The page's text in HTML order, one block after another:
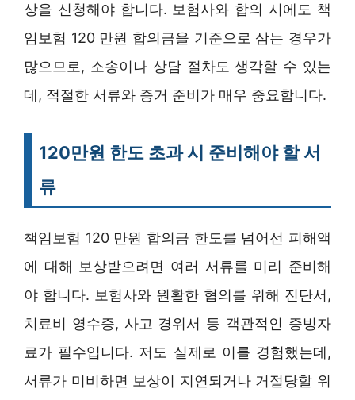
상을 신청해야 합니다. 보험사와 합의 시에도 책
임보험 120 만원 합의금을 기준으로 삼는 경우가
많으므로, 소송이나 상담 절차도 생각할 수 있는
데, 적절한 서류와 증거 준비가 매우 중요합니다.
120만원 한도 초과 시 준비해야 할 서
류
책임보험 120 만원 합의금 한도를 넘어선 피해액
에 대해 보상받으려면 여러 서류를 미리 준비해
야 합니다. 보험사와 원활한 협의를 위해 진단서,
치료비 영수증, 사고 경위서 등 객관적인 증빙자
료가 필수입니다. 저도 실제로 이를 경험했는데,
서류가 미비하면 보상이 지연되거나 거절당할 위